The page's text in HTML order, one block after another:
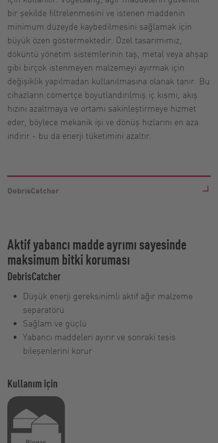
bir şekilde filtrelenmesini ve istenen maddenin
minimum düzeyde kaybedilmesini sağlamak için
büyük özen göstermektedir. Özel tasarımımız,
döküntü yönetim sistemlerinin taş, metal veya ahşap
gibi birçok istenmeyen malzemeyi ayırmak için
değişiklik yapılmadan kullanılmasına olanak tanır. Bu
cihazların cömertçe boyutlandırılmış iç kısmı, akış
hızını azaltmaya ve ortamı sakinleştirmeye hizmet
eder, böylece mekanik işi ve dönüş hızlarını en aza
indirir - bu da enerji tüketimini azaltır.
DebrisCatcher
Aktif yabancı madde ayrımı sayesinde
maksimum bitki koruması
DebrisCatcher
Düşük enerji gereksinimli aktif ağır malzeme
separatörü
Sağlam ve güçlü
Yabancı maddeleri ayırır ve sonraki tesis
bileşenlerini korur
Kullanım için